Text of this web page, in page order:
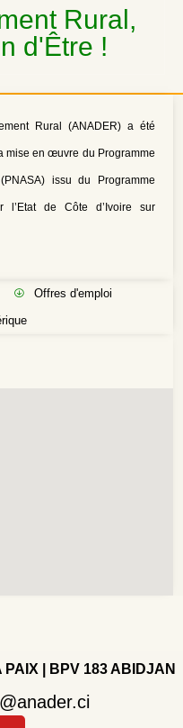
Rural,
d'Être !
Rural (ANADER) a été
mise en œuvre du Programme
issu du Programme
l’Etat de Côte d’Ivoire sur
Offres d'emploi
| BPV 183 ABIDJAN